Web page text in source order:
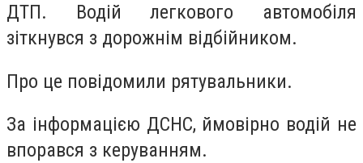
ДТП. Водій легкового автомобіля
зіткнувся з дорожнім відбійником.
Про це повідомили рятувальники.
За інформацією ДСНС, ймовірно водій не
впорався з керуванням.